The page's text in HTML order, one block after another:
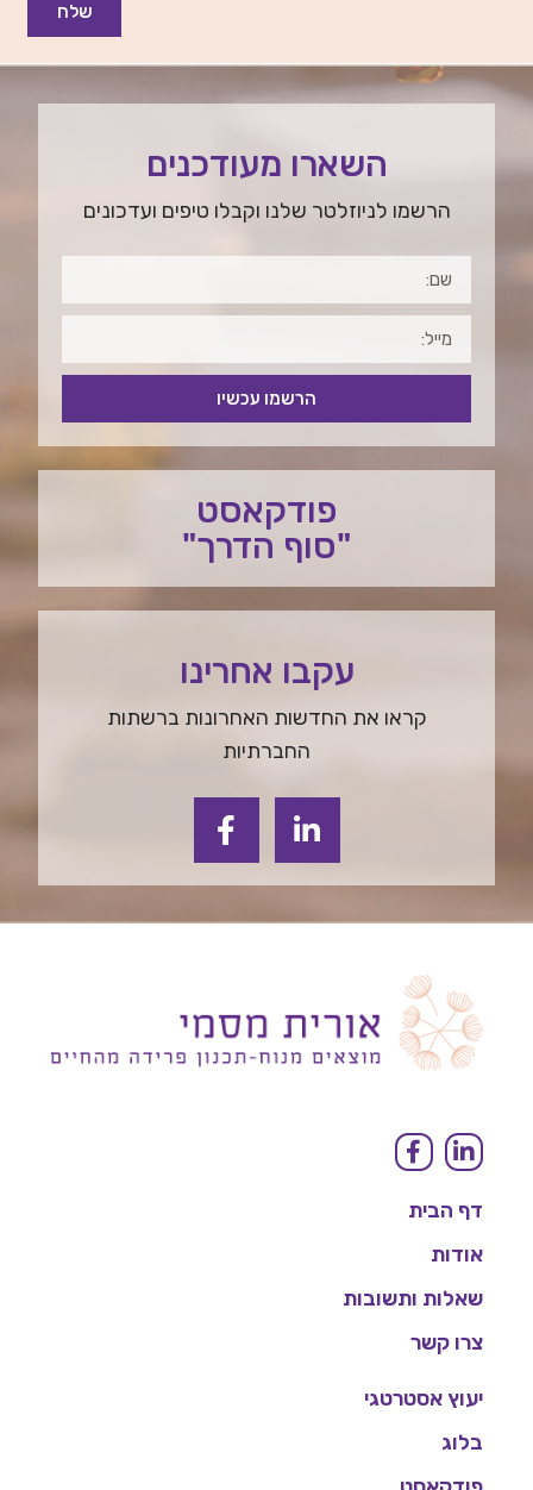
שלח
השארו מעודכנים
הרשמו לניוזלטר שלנו וקבלו טיפים ועדכונים
הרשמו עכשיו
פודקאסט
"סוף הדרך"
עקבו אחרינו
קראו את החדשות האחרונות ברשתות
החברתיות
דף הבית
אודות
שאלות ותשובות
צרו קשר
יעוץ אסטרטגי
בלוג